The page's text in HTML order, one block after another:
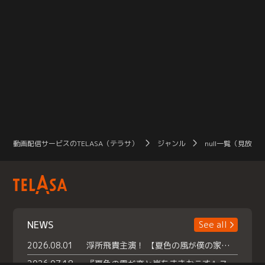
動画配信サービスのTELASA（テラサ） ジャンル null一覧（見放題
NEWS
See all
2026.08.01
浮所飛貴主演！ 【夏色の風が僕の家にやってきた】 本日よりテラサで独占配信スタート！